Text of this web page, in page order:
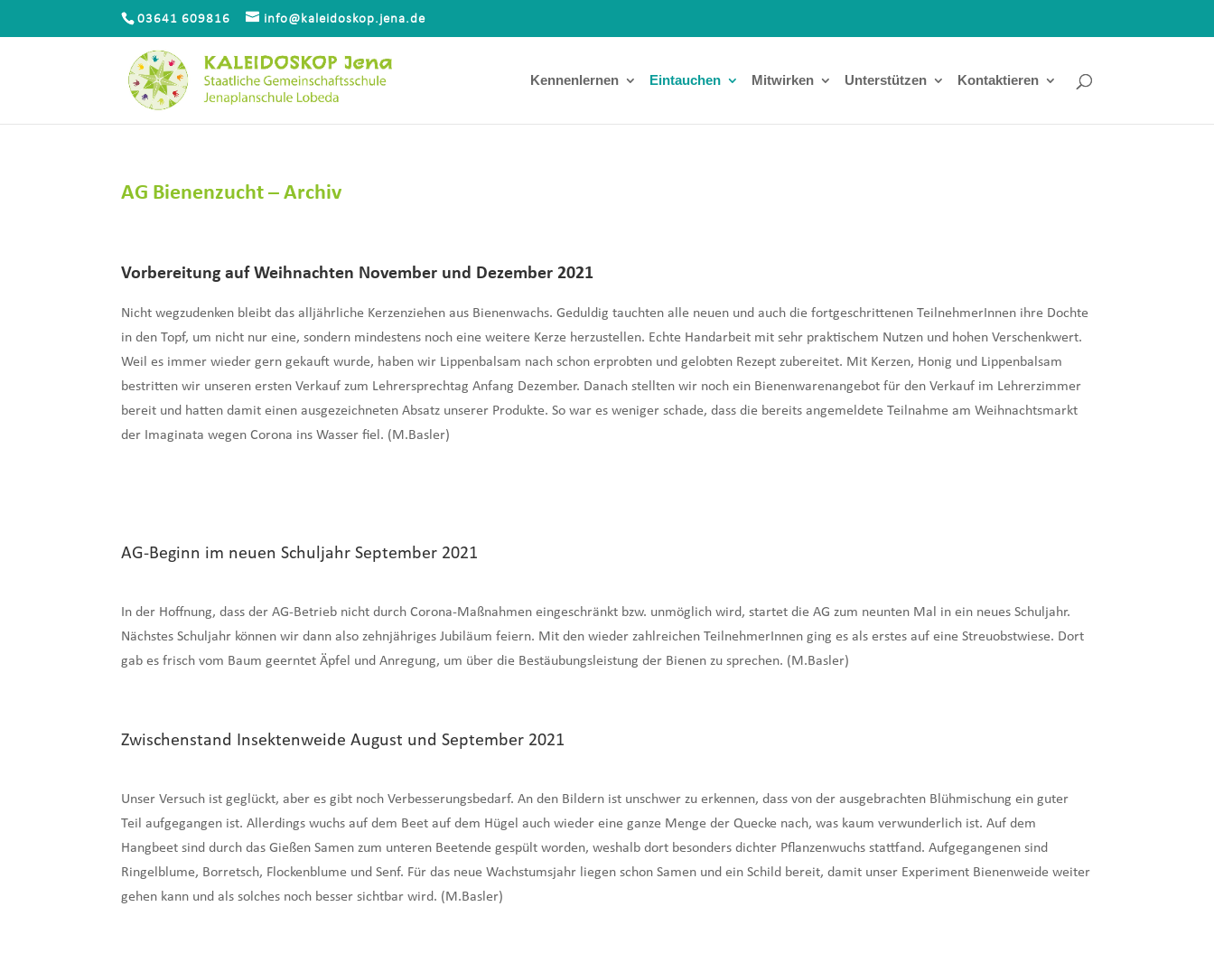
03641 609816 info@kaleidoskop.jena.de
Kennenlernen Eintauchen Mitwirken Unterstützen Kontaktieren
AG Bienenzucht – Archiv
Vorbereitung auf Weihnachten November und Dezember 2021
Nicht wegzudenken bleibt das alljährliche Kerzenziehen aus Bienenwachs. Geduldig tauchten alle neuen und auch die fortgeschrittenen TeilnehmerInnen ihre Dochte
in den Topf, um nicht nur eine, sondern mindestens noch eine weitere Kerze herzustellen. Echte Handarbeit mit sehr praktischem Nutzen und hohen Verschenkwert.
Weil es immer wieder gern gekauft wurde, haben wir Lippenbalsam nach schon erprobten und gelobten Rezept zubereitet. Mit Kerzen, Honig und Lippenbalsam
bestritten wir unseren ersten Verkauf zum Lehrersprechtag Anfang Dezember. Danach stellten wir noch ein Bienenwarenangebot für den Verkauf im Lehrerzimmer
bereit und hatten damit einen ausgezeichneten Absatz unserer Produkte. So war es weniger schade, dass die bereits angemeldete Teilnahme am Weihnachtsmarkt
der Imaginata wegen Corona ins Wasser fiel. (M.Basler)
AG-Beginn im neuen Schuljahr September 2021
In der Hoffnung, dass der AG-Betrieb nicht durch Corona-Maßnahmen eingeschränkt bzw. unmöglich wird, startet die AG zum neunten Mal in ein neues Schuljahr.
Nächstes Schuljahr können wir dann also zehnjähriges Jubiläum feiern. Mit den wieder zahlreichen TeilnehmerInnen ging es als erstes auf eine Streuobstwiese. Dort
gab es frisch vom Baum geerntet Äpfel und Anregung, um über die Bestäubungsleistung der Bienen zu sprechen. (M.Basler)
Zwischenstand Insektenweide August und September 2021
Unser Versuch ist geglückt, aber es gibt noch Verbesserungsbedarf. An den Bildern ist unschwer zu erkennen, dass von der ausgebrachten Blühmischung ein guter
Teil aufgegangen ist. Allerdings wuchs auf dem Beet auf dem Hügel auch wieder eine ganze Menge der Quecke nach, was kaum verwunderlich ist. Auf dem
Hangbeet sind durch das Gießen Samen zum unteren Beetende gespült worden, weshalb dort besonders dichter Pflanzenwuchs stattfand. Aufgegangenen sind
Ringelblume, Borretsch, Flockenblume und Senf. Für das neue Wachstumsjahr liegen schon Samen und ein Schild bereit, damit unser Experiment Bienenweide weiter
gehen kann und als solches noch besser sichtbar wird. (M.Basler)